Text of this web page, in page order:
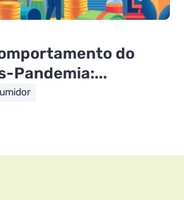
do
Pandemia:...